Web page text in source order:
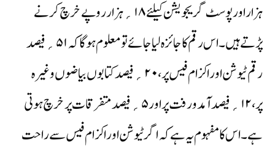
ہزار اور پوسٹ گریجویشن کیلئے ۱۸؍ ہزار روپے خرچ کرنے
پڑتے ہیں۔ اس رقم کا جائزہ لیا جائے تو معلوم ہوگا کہ ۵۱؍ فیصد
رقم ٹیوشن اور اکزام فیس پر، ۲۰؍ فیصد کتابوں بیاضوں وغیرہ
پر، ۱۲؍ فیصد آمدورفت پر اور ۵؍ فیصد متفرقات پر خرچ ہوتی
ہے۔ اس کا مفہوم یہ ہے کہ اگر ٹیوشن اور اکزام فیس سے راحت